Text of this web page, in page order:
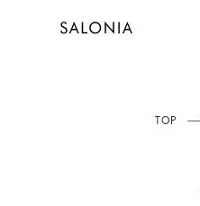
TOP